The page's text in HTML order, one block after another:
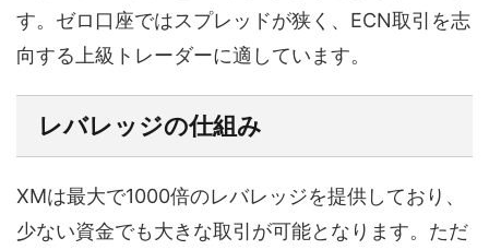
す。ゼロ口座ではスプレッドが狭く、ECN取引を志
向する上級トレーダーに適しています。
レバレッジの仕組み
XMは最大で1000倍のレバレッジを提供しており、
少ない資金でも大きな取引が可能となります。ただ